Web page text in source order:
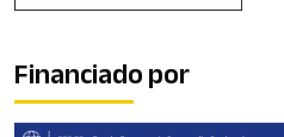
Financiado por